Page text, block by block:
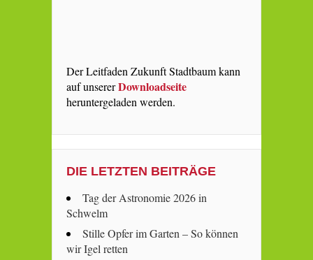
Der Leitfaden Zukunft Stadtbaum kann
auf unsererDownloadseite
heruntergeladen werden.
DIE LETZTEN BEITRÄGE
Tag der Astronomie 2026 in
Schwelm
Stille Opfer im Garten – So können
wir Igel retten